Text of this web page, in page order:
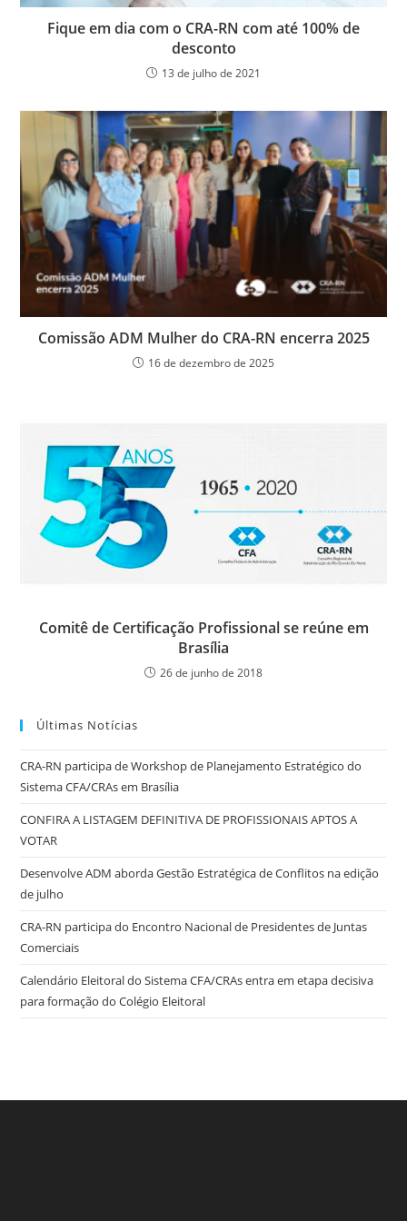
Fique em dia com o CRA-RN com até 100% de
desconto
13 de julho de 2021
Comissão ADM Mulher do CRA-RN encerra 2025
16 de dezembro de 2025
Comitê de Certificação Profissional se reúne em
Brasília
26 de junho de 2018
Últimas Notícias
CRA-RN participa de Workshop de Planejamento Estratégico do
Sistema CFA/CRAs em Brasília
CONFIRA A LISTAGEM DEFINITIVA DE PROFISSIONAIS APTOS A
VOTAR
Desenvolve ADM aborda Gestão Estratégica de Conflitos na edição
de julho
CRA-RN participa do Encontro Nacional de Presidentes de Juntas
Comerciais
Calendário Eleitoral do Sistema CFA/CRAs entra em etapa decisiva
para formação do Colégio Eleitoral